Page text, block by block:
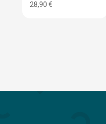
28,90 €